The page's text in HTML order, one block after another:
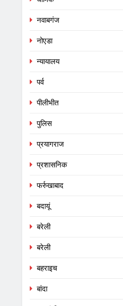
नवाबगंज
नोएडा
न्यायालय
पर्व
पीलीभीत
पुलिस
प्रयागराज
प्रशासनिक
फर्रुखाबाद
बदायूं
बरेली
बरेली
बहराइच
बांदा